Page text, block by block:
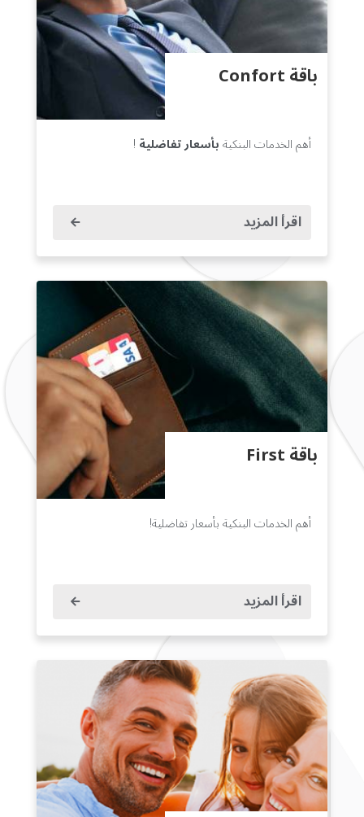
باقة Confort
أهم الخدمات البنكيةبأسعار تفاضلية !
اقرأ المزيد
باقة First
أهم الخدمات البنكية بأسعار تفاضلية!
اقرأ المزيد